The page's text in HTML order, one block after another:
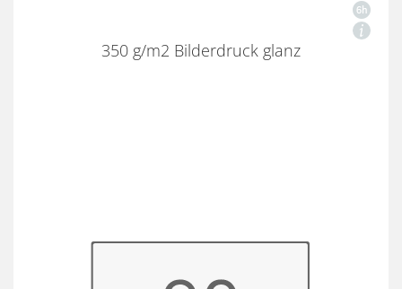
350 g/m2 Bilderdruck glanz